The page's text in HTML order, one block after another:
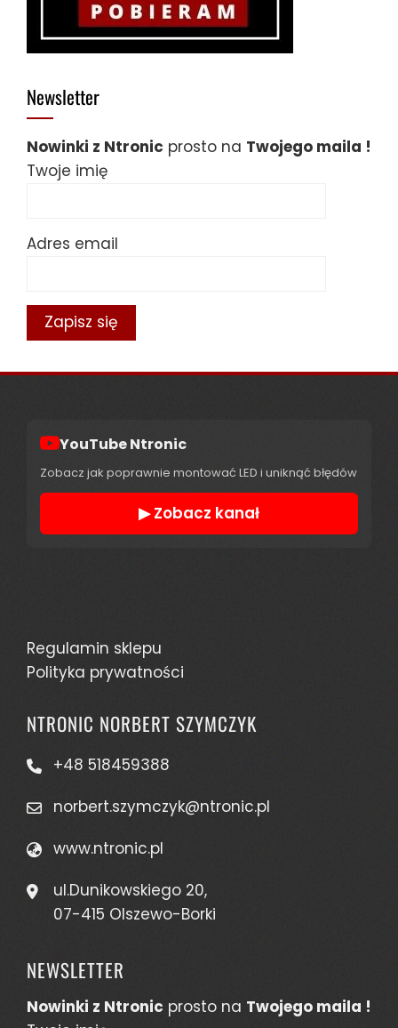
Newsletter
Nowinki z Ntronic prosto na Twojego maila !
Twoje imię
Adres email
YouTube Ntronic
Zobacz jak poprawnie montować LED i uniknąć błędów
▶ Zobacz kanał
Regulamin sklepu
Polityka prywatności
NTRONIC NORBERT SZYMCZYK
+48 518459388
norbert.szymczyk@ntronic.pl
www.ntronic.pl
ul.Dunikowskiego 20,
07-415 Olszewo-Borki
NEWSLETTER
Nowinki z Ntronic prosto na Twojego maila !